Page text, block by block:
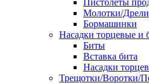
Пистолеты
Молотки/Дрели
Бормашинки
Насадки торцевые и
Биты
Вставка бита
Насадки
Трещотки/Воротки/